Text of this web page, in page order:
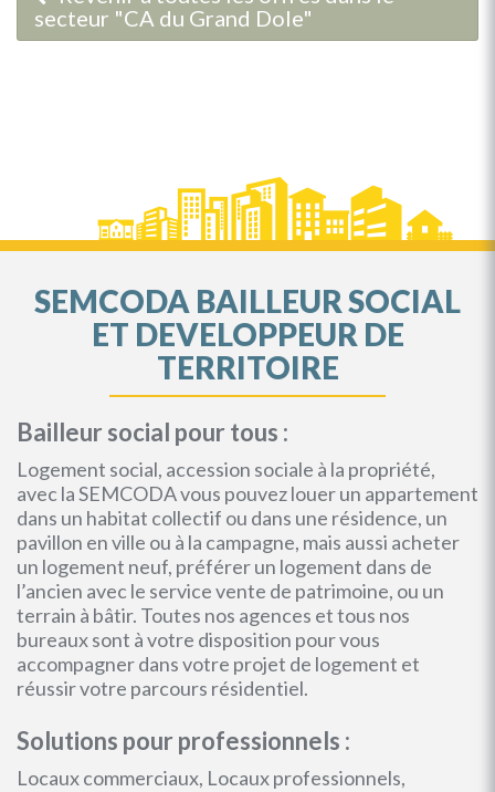
secteur "CA du Grand Dole"
SEMCODA BAILLEUR SOCIAL
ET DEVELOPPEUR DE
TERRITOIRE
Bailleur social pour tous :
Logement social, accession sociale à la propriété,
avec la SEMCODA vous pouvez louer un appartement
dans un habitat collectif ou dans une résidence, un
pavillon en ville ou à la campagne, mais aussi acheter
un logement neuf, préférer un logement dans de
l’ancien avec le service vente de patrimoine, ou un
terrain à bâtir. Toutes nos agences et tous nos
bureaux sont à votre disposition pour vous
accompagner dans votre projet de logement et
réussir votre parcours résidentiel.
Solutions pour professionnels :
Locaux commerciaux, Locaux professionnels,